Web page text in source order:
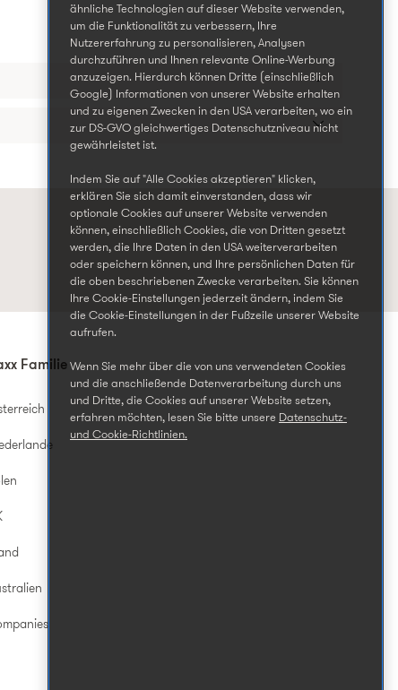
Familie
ähnliche Technologien auf dieser Website verwenden,
um die Funktionalität zu verbessern, Ihre
Nutzererfahrung zu personalisieren, Analysen
durchzuführen und Ihnen relevante Online-Werbung
anzuzeigen. Hierdurch können Dritte (einschließlich
Google) Informationen von unserer Website erhalten
und zu eigenen Zwecken in den USA verarbeiten, wo ein
zur DS-GVO gleichwertiges Datenschutzniveau nicht
gewährleistet ist.
Indem Sie auf "Alle Cookies akzeptieren" klicken,
erklären Sie sich damit einverstanden, dass wir
optionale Cookies auf unserer Website verwenden
können, einschließlich Cookies, die von Dritten gesetzt
werden, die Ihre Daten in den USA weiterverarbeiten
oder speichern können, und Ihre persönlichen Daten für
die oben beschriebenen Zwecke verarbeiten. Sie können
Ihre Cookie-Einstellungen jederzeit ändern, indem Sie
die Cookie-Einstellungen in der Fußzeile unserer Website
aufrufen.
Wenn Sie mehr über die von uns verwendeten Cookies
und die anschließende Datenverarbeitung durch uns
und Dritte, die Cookies auf unserer Website setzen,
erfahren möchten, lesen Sie bitte unsere Datenschutz-
und Cookie-Richtlinien.